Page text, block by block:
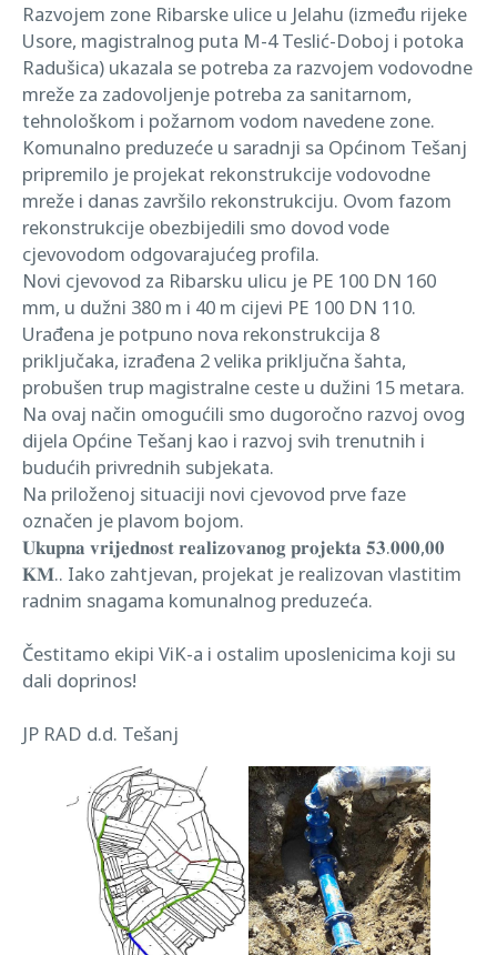
Razvojem zone Ribarske ulice u Jelahu (između rijeke
Usore, magistralnog puta M-4 Teslić-Doboj i potoka
Radušica) ukazala se potreba za razvojem vodovodne
mreže za zadovoljenje potreba za sanitarnom,
tehnološkom i požarnom vodom navedene zone.
Komunalno preduzeće u saradnji sa Općinom Tešanj
pripremilo je projekat rekonstrukcije vodovodne
mreže i danas završilo rekonstrukciju. Ovom fazom
rekonstrukcije obezbijedili smo dovod vode
cjevovodom odgovarajućeg profila.
Novi cjevovod za Ribarsku ulicu je PE 100 DN 160
mm, u dužni 380 m i 40 m cijevi PE 100 DN 110.
Urađena je potpuno nova rekonstrukcija 8
priključaka, izrađena 2 velika priključna šahta,
probušen trup magistralne ceste u dužini 15 metara.
Na ovaj način omogućili smo dugoročno razvoj ovog
dijela Općine Tešanj kao i razvoj svih trenutnih i
budućih privrednih subjekata.
Na priloženoj situaciji novi cjevovod prve faze
označen je plavom bojom.
𝐔𝐤𝐮𝐩𝐧𝐚 𝐯𝐫𝐢𝐣𝐞𝐝𝐧𝐨𝐬𝐭 𝐫𝐞𝐚𝐥𝐢𝐳𝐨𝐯𝐚𝐧𝐨𝐠 𝐩𝐫𝐨𝐣𝐞𝐤𝐭𝐚 𝟓𝟑.𝟎𝟎𝟎,𝟎𝟎
𝐊𝐌.. Iako zahtjevan, projekat je realizovan vlastitim
radnim snagama komunalnog preduzeća.
Čestitamo ekipi ViK-a i ostalim uposlenicima koji su
dali doprinos!
JP RAD d.d. Tešanj